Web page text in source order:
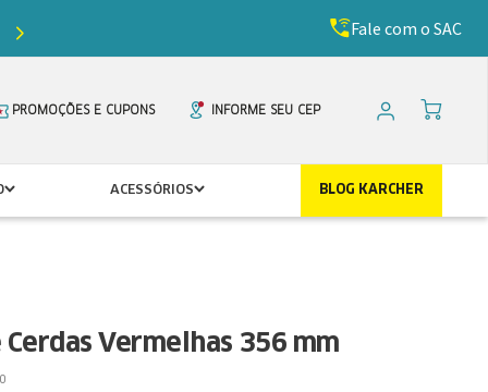
de desconto com o cupomFale com o SAC
PROMOÇÕES E CUPONS INFORME SEU CEP
ACESSÓRIOS BLOG KARCHER
Cerdas Vermelhas 356 mm